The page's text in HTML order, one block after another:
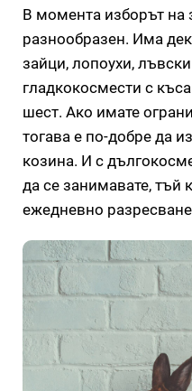
В момента изборът на
разнообразен. Има
зайци, лопоухи,
гладкокосмести с
шест. Ако имате
тогава е по-добре да
козина. И с
да се занимавате, тъй
ежедневно